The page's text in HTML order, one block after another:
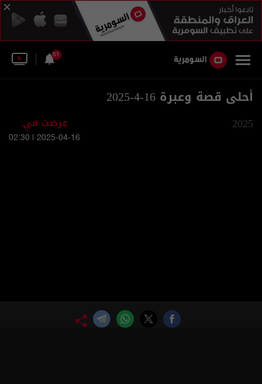
51
أحلى قصة وعبرة 16-4-2025
2025 عرضت في:
2025-04-16 | 02:30